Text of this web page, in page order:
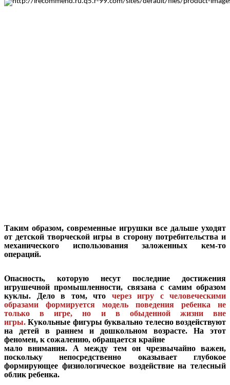
Таким образом, современные игрушки все дальше уходят
от детской творческой игры в сторону потребительства и
механического использования заложенных кем-то
операций.
Опасность, которую несут последние достижения
игрушечной промышленности, связана с самим образом
куклы. Дело в том, что через игру с человеческими
образами формируется модель поведения ребенка не
только в игре, но и в обыденной жизни вне
игры. Кукольные фигуры буквально телесно воздействуют
на детей в раннем и дошкольном возрасте. На этот
феномен, к сожалению, обращается крайне
мало внимания. А между тем он чрезвычайно важен,
поскольку непосредственно оказывает глубокое
формирующее физиологическое воздействие на телесный
облик ребенка.